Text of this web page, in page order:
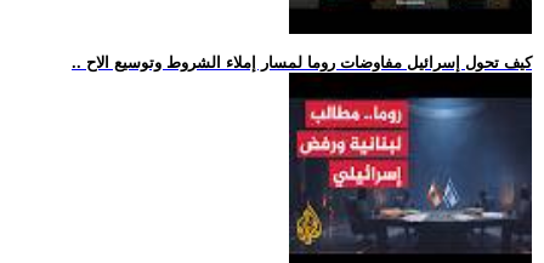
.. كيف تحول إسرائيل مفاوضات روما لمسار إملاء الشروط وتوسيع الاح